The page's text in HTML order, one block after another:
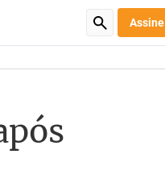
Assine